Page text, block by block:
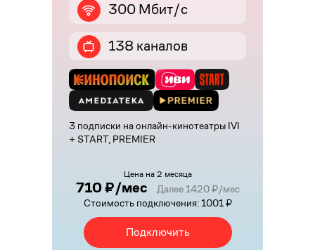
300 Мбит/с
138 каналов
3 подписки на онлайн-кинотеатры IVI
+ START, PREMIER
Цена на 2 месяца
710 ₽/мес
Далее 1420 ₽/мес
Стоимость подключения: 1001 ₽
Подключить